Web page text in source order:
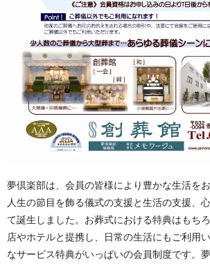
夢倶楽部は、会員の皆様により豊かな生活を
人生の節目を飾る儀式の支援と生活の支援、
て誕生しました。お葬式における特典はもち
店やホテルと提携し、日常の生活にもご利用
なサービス特典がいっぱいの会員制度です。